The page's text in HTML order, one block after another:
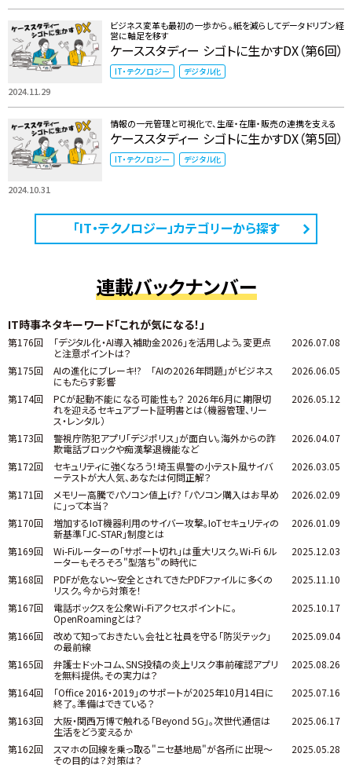
2024.11.29
ビジネス変革も最初の一歩から。紙を減らしてデータドリブン経
営に軸足を移す
ケーススタディー シゴトに生かすDX（第6回）
IT・テクノロジー デジタル化
2024.10.31
情報の一元管理と可視化で、生産・在庫・販売の連携を支える
ケーススタディー シゴトに生かすDX（第5回）
IT・テクノロジー デジタル化
「IT・テクノロジー」カテゴリーから探す
連載バックナンバー
IT時事ネタキーワード「これが気になる！」
第176回
「デジタル化・AI導入補助金2026」を活用しよう。変更点
と注意ポイントは？
2026.07.08
第175回
AIの進化にブレーキ!? 「AIの2026年問題」がビジネス
にもたらす影響
2026.06.05
第174回
PCが起動不能になる可能性も？ 2026年6月に期限切
れを迎えるセキュアブート証明書とは（機器管理、リー
ス・レンタル）
2026.05.12
第173回
警視庁防犯アプリ「デジポリス」が面白い。海外からの詐
欺電話ブロックや痴漢撃退機能など
2026.04.07
第172回
セキュリティに強くなろう！埼玉県警の小テスト風サイバ
ーテストが大人気、あなたは何問正解？
2026.03.05
第171回
メモリー高騰でパソコン値上げ? 「パソコン購入はお早め
に」って本当？
2026.02.09
第170回
増加するIoT機器利用のサイバー攻撃。IoTセキュリティの
新基準「JC-STAR」制度とは
2026.01.09
第169回
Wi-Fiルーターの「サポート切れ」は重大リスク。Wi-Fi 6ル
ーターもそろそろ"型落ち"の時代に
2025.12.03
第168回
PDFが危ない～安全とされてきたPDFファイルに多くの
リスク。今から対策を！
2025.11.10
第167回
電話ボックスを公衆Wi-Fiアクセスポイントに。
OpenRoamingとは？
2025.10.17
第166回
改めて知っておきたい。会社と社員を守る「防災テック」
の最前線
2025.09.04
第165回
弁護士ドットコム、SNS投稿の炎上リスク事前確認アプリ
を無料提供。その実力は？
2025.08.26
第164回
「Office 2016・2019」のサポートが2025年10月14日に
終了。準備はできている？
2025.07.16
第163回
大阪・関西万博で触れる「Beyond 5G」。次世代通信は
生活をどう変えるか
2025.06.17
第162回
スマホの回線を乗っ取る"ニセ基地局"が各所に出現～
その目的は？対策は？
2025.05.28